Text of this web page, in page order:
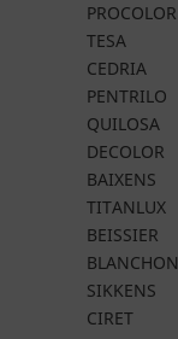
PROCOLOR
TESA
CEDRIA
PENTRILO
QUILOSA
DECOLOR
BAIXENS
TITANLUX
BEISSIER
BLANCHON
SIKKENS
CIRET